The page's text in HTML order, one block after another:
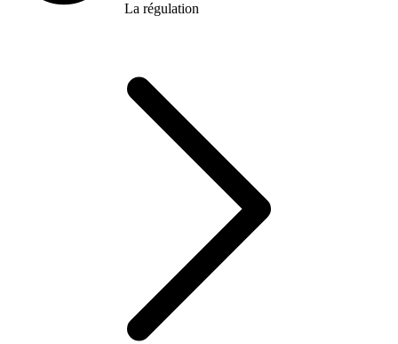
La régulation